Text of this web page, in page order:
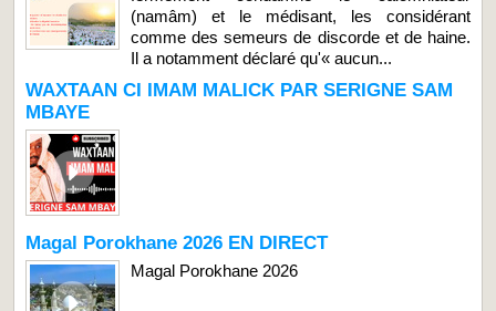
(namâm) et le médisant, les considérant
comme des semeurs de discorde et de haine.
Il a notamment déclaré qu'« aucun...
WAXTAAN CI IMAM MALICK PAR SERIGNE SAM
MBAYE
Magal Porokhane 2026 EN DIRECT
Magal Porokhane 2026